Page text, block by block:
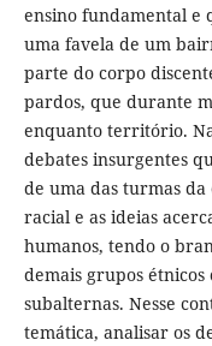
ensino fundamental e
uma favela de um
parte do corpo
pardos, que durante
enquanto território.
debates insurgentes
de uma das turmas
racial e as ideias
humanos, tendo o
demais grupos étnicos
subalternas. Nesse
temática, analisar os